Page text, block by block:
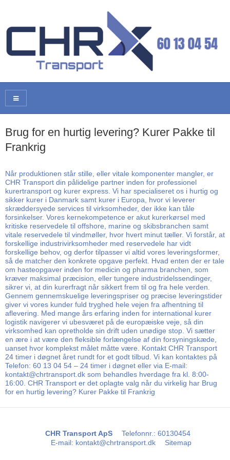
Brug for en hurtig levering? Kurer Pakke til
Frankrig
Når produktionen står stille, eller vitale komponenter mangler, er
CHR Transport din pålidelige partner inden for professionel
kurertransport og kurer express. Vi har specialiseret os i hurtig og
sikker kurer i Danmark samt kurer i Europa, hvor vi leverer
skræddersyede services til virksomheder, der ikke kan tåle
forsinkelser. Vores kernekompetence er akut kurerkørsel med
kritiske reservedele til offshore, marine og skibsbranchen samt
vitale reservedele til vindmøller, hvor hvert minut tæller. Vi forstår, at
forskellige industrivirksomheder med reservedele har vidt
forskellige behov, og derfor tilpasser vi altid vores leveringsformer,
så de matcher den konkrete opgave perfekt. Hvad enten der er tale
om hasteopgaver inden for medicin og pharma branchen, som
kræver maksimal præcision, eller tungere industridelssendinger,
sikrer vi, at din kurerfragt når sikkert frem til og fra hele verden.
Gennem gennemskuelige leveringspriser og præcise leveringstider
giver vi vores kunder fuld tryghed hele vejen fra afhentning til
aflevering. Med mange års erfaring inden for international kurer
logistik navigerer vi ubesværet på de europæiske veje, så din
virksomhed kan opretholde sin drift uden unødige stop. Vi sætter
en ære i at være den fleksible forlængelse af din forsyningskæde,
uanset hvor komplekst målet måtte være. Kontakt CHR Transport
24 timer i døgnet året rundt for et godt tilbud. Vi kan kontaktes på
Telefon: 60 13 04 54 – 24 timer i døgnet eller via E-mail:
kontakt@chrtransport.dk som behandles hverdage fra kl. 8:00-
16:00. CHR Transport er det oplagte valg når du virkelig har Brug
for en hurtig levering? Kurer Pakke til Frankrig
CHR Transport ApS Telefonnr.: 60130454
E-mail: kontakt@chrtransport.dk Sitemap